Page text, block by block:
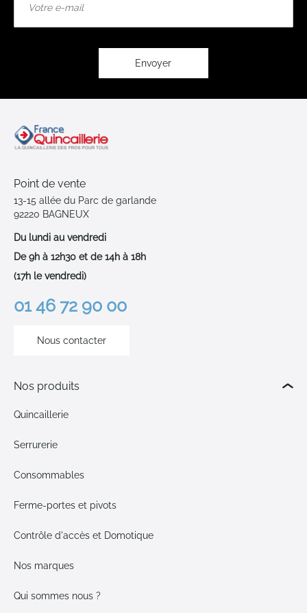
Envoyer
Point de vente
13-15 allée du Parc de garlande
92220 BAGNEUX
Du lundi au vendredi
De 9h à 12h30 et de 14h à 18h
(17h le vendredi)
01 46 72 90 00
Nous contacter
Nos produits
Quincaillerie
Serrurerie
Consommables
Ferme-portes et pivots
Contrôle d'accès et Domotique
Nos marques
Qui sommes nous ?